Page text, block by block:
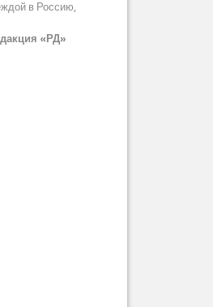
в Россию,
«РД»